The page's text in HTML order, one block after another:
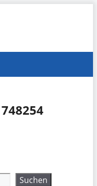
Suchen